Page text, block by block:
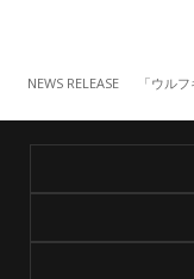
NEWS RELEASE